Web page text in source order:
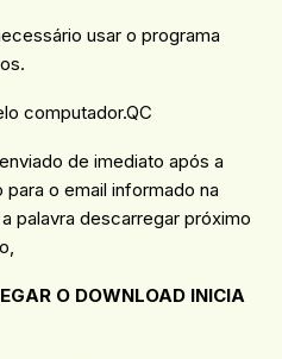
usar o programa
computador.QC
de imediato após a
o email informado na
palavra descarregar próximo
O DOWNLOAD INICIA